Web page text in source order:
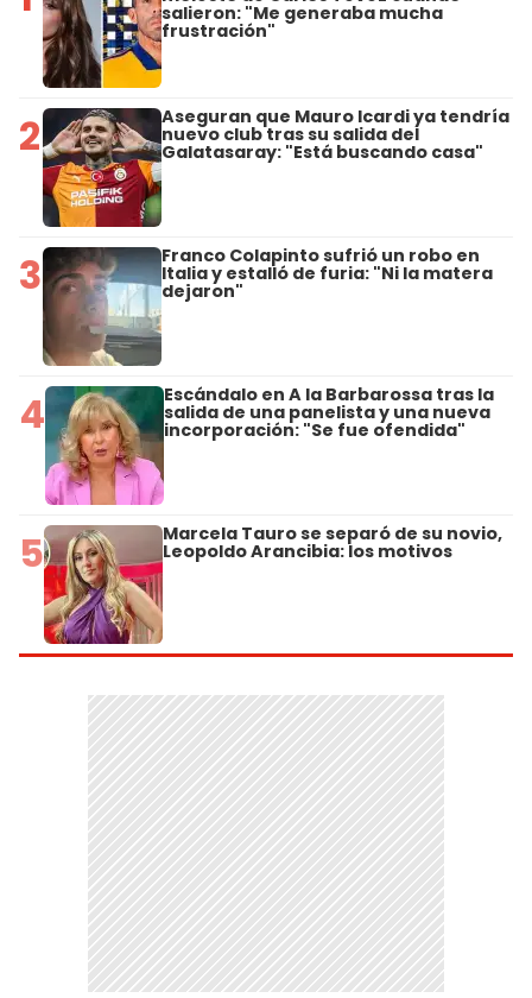
salieron: "Me generaba mucha
frustración"
2 Aseguran que Mauro Icardi ya tendría
nuevo club tras su salida del
Galatasaray: "Está buscando casa"
3 Franco Colapinto sufrió un robo en
Italia y estalló de furia: "Ni la matera
dejaron"
4 Escándalo en A la Barbarossa tras la
salida de una panelista y una nueva
incorporación: "Se fue ofendida"
5 Marcela Tauro se separó de su novio,
Leopoldo Arancibia: los motivos